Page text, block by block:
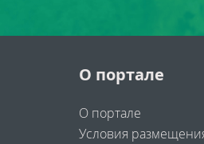
О портале
О портале
Условия